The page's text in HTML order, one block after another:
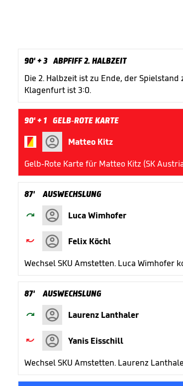
90'+ 3 ABPFIFF 2. HALBZEIT
Die 2. Halbzeit ist zu Ende, der
Klagenfurt ist 3:0.
90'+ 1 GELB-ROTE KARTE


Matteo Kitz
Gelb-Rote Karte für Matteo Kitz (SK
87' AUSWECHSLUNG
 Luca Wimhofer

Felix Köchl
Wechsel SKU Amstetten. Luca Wimhofer
87' AUSWECHSLUNG
 Laurenz Lanthaler

Yanis Eisschill
Wechsel SKU Amstetten. Laurenz